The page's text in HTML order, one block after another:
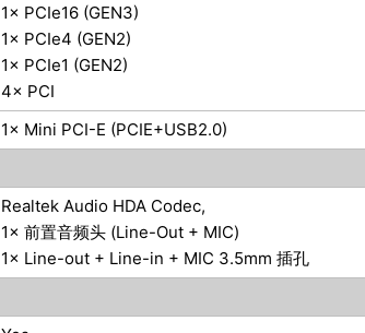
1× PCIe16 (GEN3)
1× PCIe4 (GEN2)
1× PCIe1 (GEN2)
4× PCI
1× Mini PCI-E (PCIE+USB2.0)
Realtek Audio HDA Codec,
1× 前置音频头 (Line-Out + MIC)
1× Line-out + Line-in + MIC 3.5mm 插孔